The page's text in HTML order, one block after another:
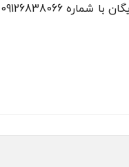
و دریافت مشاوره رایگان با شماره 09126838066